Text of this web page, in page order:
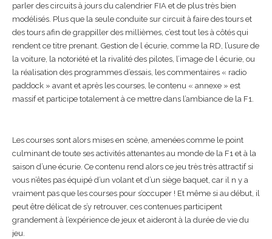
parler des circuits à jours du calendrier FIA et de plus très bien
modélisés. Plus que la seule conduite sur circuit à faire des tours et
des tours afin de grappiller des millièmes, c’est tout les à côtés qui
rendent ce titre prenant. Gestion de l écurie, comme la RD, l’usure de
la voiture, la notoriété et la rivalité des pilotes, l’image de l écurie, ou
la réalisation des programmes d’essais, les commentaires « radio
paddock » avant et après les courses, le contenu « annexe » est
massif et participe totalement à ce mettre dans l’ambiance de la F1.
Les courses sont alors mises en scène, amenées comme le point
culminant de toute ses activités attenantes au monde de la F1 et à la
saison d’une écurie. Ce contenu rend alors ce jeu très très attractif si
vous n’êtes pas équipé d’un volant et d’un siège baquet, car il n y a
vraiment pas que les courses pour s’occuper ! Et même si au début, il
peut être délicat de s’y retrouver, ces contenues participent
grandement à l’expérience de jeux et aideront à la durée de vie du
jeu.